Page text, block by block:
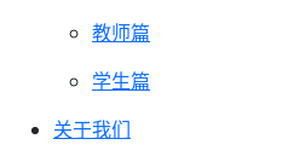
教师篇
学生篇
关于我们